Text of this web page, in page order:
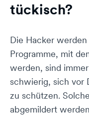
tückisch?
Die Hacker
Programme, mit
werden, sind
schwierig, sich vor
zu schützen.
abgemildert